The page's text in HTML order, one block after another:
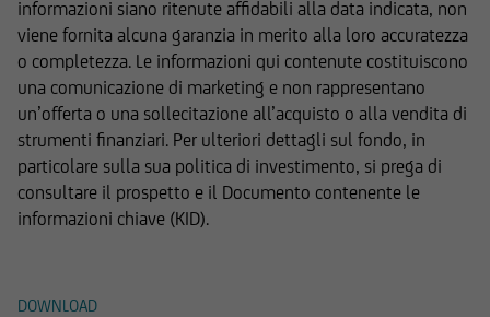
informazioni siano ritenute affidabili alla data indicata, non
viene fornita alcuna garanzia in merito alla loro accuratezza
o completezza. Le informazioni qui contenute costituiscono
una comunicazione di marketing e non rappresentano
un’offerta o una sollecitazione all’acquisto o alla vendita di
strumenti finanziari. Per ulteriori dettagli sul fondo, in
particolare sulla sua politica di investimento, si prega di
consultare il prospetto e il Documento contenente le
informazioni chiave (KID).
DOWNLOAD